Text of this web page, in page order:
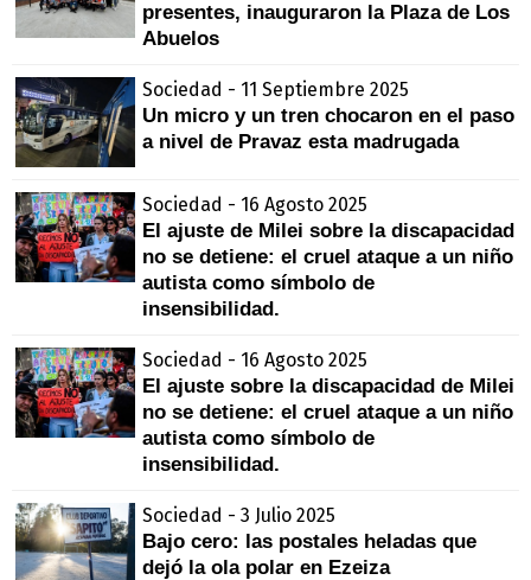
presentes, inauguraron la Plaza de Los
Abuelos
Sociedad - 11 Septiembre 2025
Un micro y un tren chocaron en el paso
a nivel de Pravaz esta madrugada
Sociedad - 16 Agosto 2025
El ajuste de Milei sobre la discapacidad
no se detiene: el cruel ataque a un niño
autista como símbolo de
insensibilidad.
Sociedad - 16 Agosto 2025
El ajuste sobre la discapacidad de Milei
no se detiene: el cruel ataque a un niño
autista como símbolo de
insensibilidad.
Sociedad - 3 Julio 2025
Bajo cero: las postales heladas que
dejó la ola polar en Ezeiza